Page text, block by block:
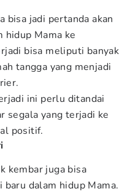
bisa jadi pertanda akan
hidup Mama ke
bisa meliputi banyak
tangga yang menjadi
ini perlu ditandai
segala yang terjadi ke
positif.
kembar juga bisa
baru dalam hidup Mama.